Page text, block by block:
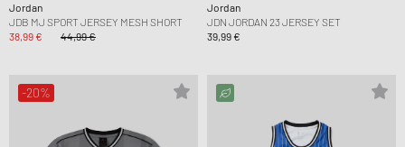
Jordan
JDB MJ SPORT JERSEY MESH SHORT
38,99 €
44,99 €
Jordan
JDN JORDAN 23 JERSEY SET
39,99 €
-20%